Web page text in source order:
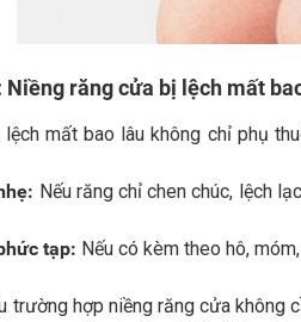
răng cửa bị lệch mất
lệch mất bao lâu không chỉ phụ
Nếu răng chỉ chen chúc, lệch
tạp: Nếu có kèm theo hô,
trường hợp niềng răng cửa không